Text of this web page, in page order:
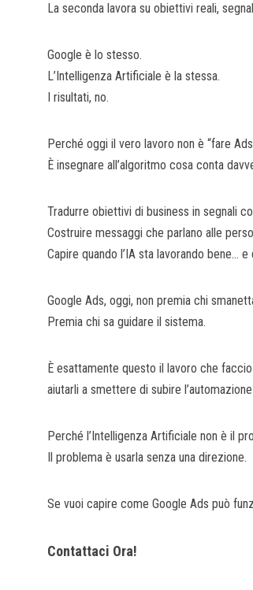
La seconda lavora su obiettivi reali,
Google è lo stesso.
L’Intelligenza Artificiale è la stessa.
I risultati, no.
Perché oggi il vero lavoro non è “fare
È insegnare all’algoritmo cosa conta
Tradurre obiettivi di business in segnali
Costruire messaggi che parlano alle
Capire quando l’IA sta lavorando bene…
Google Ads, oggi, non premia chi
Premia chi sa guidare il sistema.
È esattamente questo il lavoro che
aiutarli a smettere di subire
Perché l’Intelligenza Artificiale non è il
Il problema è usarla senza una direzione.
Se vuoi capire come Google Ads può
Contattaci Ora!